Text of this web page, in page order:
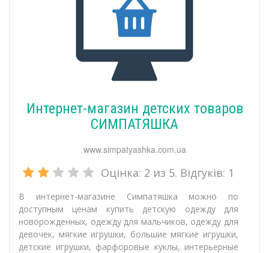
Интернет-магазин детских товаров
СИМПАТЯШКА
www.simpatyashka.com.ua
Оцінка: 2 из 5. Відгуків: 1
В интернет-магазине Симпатяшка можно по
доступным ценам купить детскую одежду для
новорожденных, одежду для мальчиков, одежду для
девочек, мягкие игрушки, большие мягкие игрушки,
детские игрушки, фарфоровые куклы, интерьерные